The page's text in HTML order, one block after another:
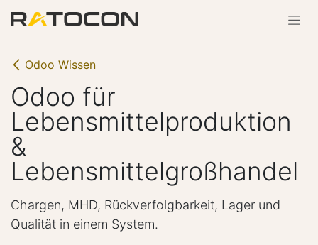
Odoo Wissen
Odoo für
Lebensmittelproduktion
&
Lebensmittelgroßhandel
Chargen, MHD, Rückverfolgbarkeit, Lager und
Qualität in einem System.